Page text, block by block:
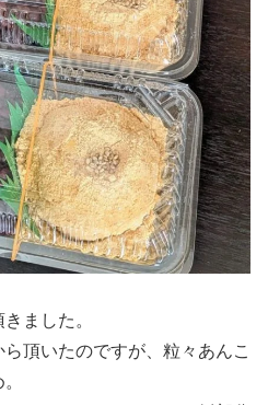
ました。
ら頂いたのですが、粒々あんこ